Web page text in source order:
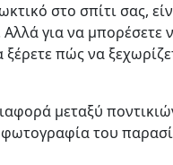
στο σπίτι σας,
Αλλά για να μπορέσετε
πώς να
μεταξύ
του